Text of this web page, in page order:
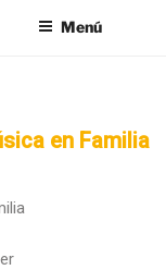
Menú
en Familia